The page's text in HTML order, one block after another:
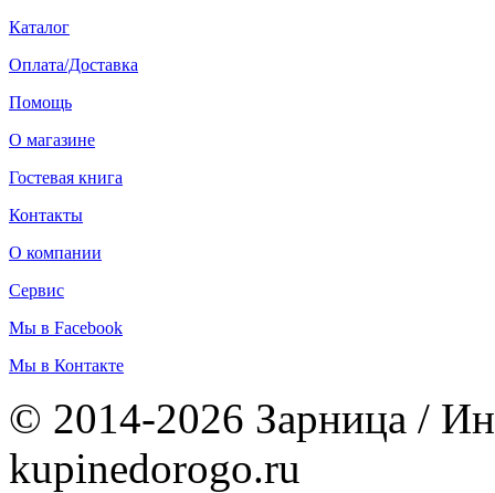
Каталог
Оплата/Доставка
Помощь
О магазине
Гостевая книга
Контакты
О компании
Сервис
Мы в Facebook
Мы в Контакте
© 2014-2026 Зарница /
kupinedorogo.ru